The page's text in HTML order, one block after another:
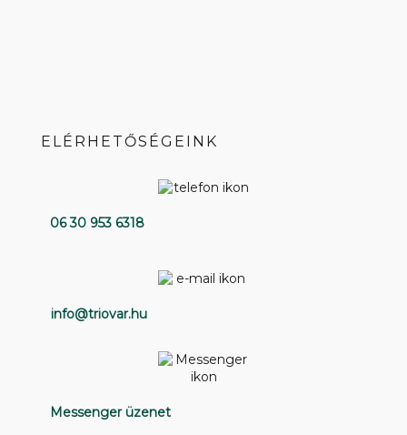
ELÉRHETŐSÉGEINK
06 30 953 6318
info@triovar.hu
Messenger üzenet